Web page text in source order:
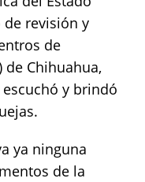
de revisión y
de
de Chihuahua,
y brindó
ya ninguna
de la